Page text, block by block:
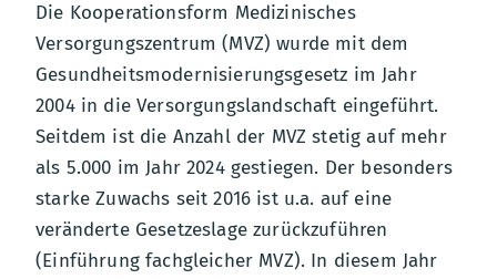
Die Kooperationsform Medizinisches
Versorgungszentrum (MVZ) wurde mit dem
Gesundheitsmodernisierungsgesetz im Jahr
2004 in die Versorgungslandschaft eingeführt.
Seitdem ist die Anzahl der MVZ stetig auf mehr
als 5.000 im Jahr 2024 gestiegen. Der besonders
starke Zuwachs seit 2016 ist u.a. auf eine
veränderte Gesetzeslage zurückzuführen
(Einführung fachgleicher MVZ). In diesem Jahr